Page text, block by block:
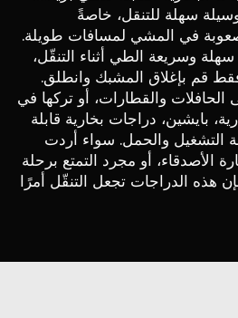
سهلة للتنقل، خاصةً
في المشي لمسافات طويلة.
وسريعة الطي أثناء التنقّل،
قم بإغلاق المشبك وانطلق.
والقطارات، أو تركها في
بايشين، دراجات بخارية قابلة
التشغيل والحمل. سواء أردت
الأصدقاء، أو مجرد التمتع برحلة
هذه الدراجات تجعل التنقّل أمرًا